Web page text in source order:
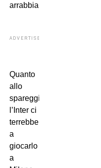
arrabbiare.
ADVERTISEMENT
Quanto
allo
spareggio,
l’Inter ci
terrebbe
a
giocarlo
a